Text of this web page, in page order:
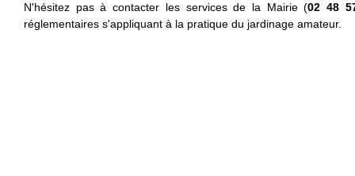
N'hésitez pas à contacter les services de la Mairie (02 48
réglementaires s'appliquant à la pratique du jardinage amateur.